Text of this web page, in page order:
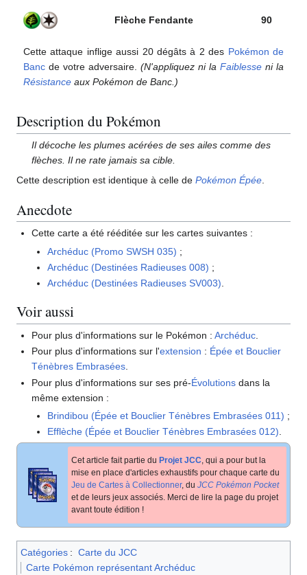
Flèche Fendante 90
Cette attaque inflige aussi 20 dégâts à 2 des Pokémon de
Banc de votre adversaire. (N'appliquez ni la Faiblesse ni la
Résistance aux Pokémon de Banc.)
Description du Pokémon
Il décoche les plumes acérées de ses ailes comme des
flèches. Il ne rate jamais sa cible.
Cette description est identique à celle de Pokémon Épée
Anecdote
Cette carte a été rééditée sur les cartes suivantes :
Archéduc (Promo SWSH 035) ;
Archéduc (Destinées Radieuses 008) ;
Archéduc (Destinées Radieuses SV003).
Voir aussi
Pour plus d'informations sur le Pokémon :Archéduc
Pour plus d'informations sur l'extension : Épée et Bouclier
Ténèbres Embrasées.
Pour plus d'informations sur ses pré-Évolutions dans la
même extension :
Brindibou (Épée et Bouclier Ténèbres Embrasées 011) ;
Efflèche (Épée et Bouclier Ténèbres Embrasées 012).
Cet article fait partie du Projet JCC, qui a pour but la
mise en place d'articles exhaustifs pour chaque carte du
Jeu de Cartes à Collectionner, du JCC Pokémon Pocket
et de leurs jeux associés. Merci de lire la page du projet
avant toute édition !
Catégories : Carte du JCC
Carte Pokémon représentant Archéduc